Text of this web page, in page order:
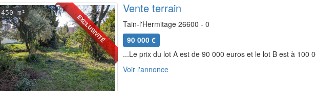
EXCLUSIVITÉ
450 m² Vente terrain
Tain-l'Hermitage 26600 - 0
90 000 €
...Le prix du lot A est de 90 000 euros et le lot B est à 100
Voir l'annonce